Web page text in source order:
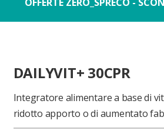
DAILYVIT+ 30CPR
Integratore alimentare a base di
ridotto apporto o di aumentato